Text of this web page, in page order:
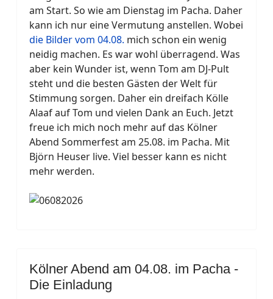
am Start. So wie am Dienstag im Pacha. Daher
kann ich nur eine Vermutung anstellen. Wobei
die Bilder vom 04.08. mich schon ein wenig
neidig machen. Es war wohl überragend. Was
aber kein Wunder ist, wenn Tom am DJ-Pult
steht und die besten Gästen der Welt für
Stimmung sorgen. Daher ein dreifach Kölle
Alaaf auf Tom und vielen Dank an Euch. Jetzt
freue ich mich noch mehr auf das Kölner
Abend Sommerfest am 25.08. im Pacha. Mit
Björn Heuser live. Viel besser kann es nicht
mehr werden.
Kölner Abend am 04.08. im Pacha -
Die Einladung